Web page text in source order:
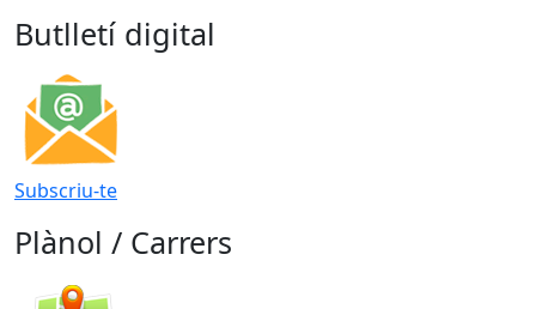
Butlletí digital
Subscriu-te
Plànol / Carrers